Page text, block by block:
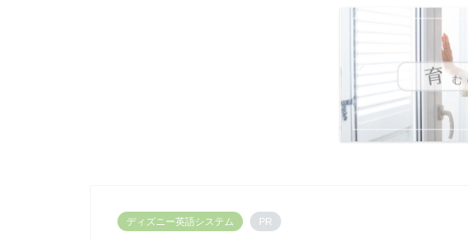
ディズニー英語システム PR